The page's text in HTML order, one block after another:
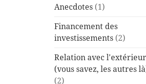
Anecdotes (1)
Financement des
investissements (2)
Relation avec l'extérieur
(vous savez, les autres
(2)